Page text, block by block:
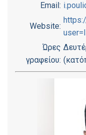
Email:
Website:
Ώρες
γραφείου: